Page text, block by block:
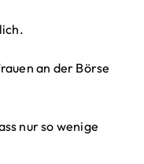
an der Börse
nur so wenige